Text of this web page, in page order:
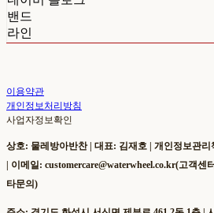
밴드
라인
이용약관
개인정보처리방침
사업자정보확인
상호: 물레방아반찬 | 대표: 김재호 | 개인정보관리
| 이메일: customercare@waterwheel.co.kr(고객센
타문의)